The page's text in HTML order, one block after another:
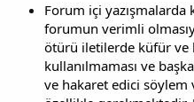
Forum içi yazışmalarda
forumun verimli
ötürü iletilerde küfür ve
kullanılmaması ve
ve hakaret edici söylem